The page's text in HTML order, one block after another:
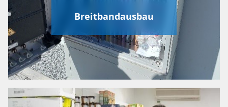
Breitbandausbau